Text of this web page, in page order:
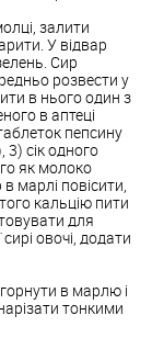
залити
У відвар
Сир
розвести у
в нього один з
в аптеці
пепсину
3) сік одного
як молоко
марлі повісити,
кальцію пити
для
овочі, додати
в марлю і
тонкими